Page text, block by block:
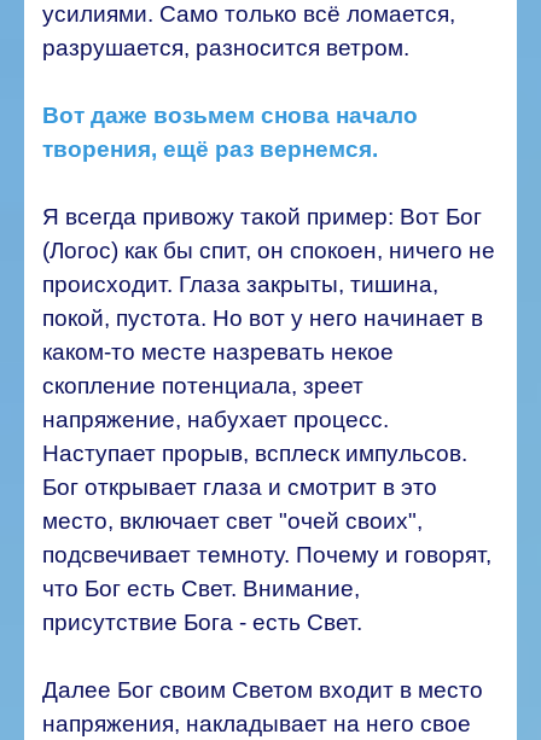
усилиями. Само только всё ломается,
разрушается, разносится ветром.
Вот даже возьмем снова начало
творения, ещё раз вернемся.
Я всегда привожу такой пример: Вот Бог
(Логос) как бы спит, он спокоен, ничего не
происходит. Глаза закрыты, тишина,
покой, пустота. Но вот у него начинает в
каком-то месте назревать некое
скопление потенциала, зреет
напряжение, набухает процесс.
Наступает прорыв, всплеск импульсов.
Бог открывает глаза и смотрит в это
место, включает свет "очей своих",
подсвечивает темноту. Почему и говорят,
что Бог есть Свет. Внимание,
присутствие Бога - есть Свет.
Далее Бог своим Светом входит в место
напряжения, накладывает на него свое